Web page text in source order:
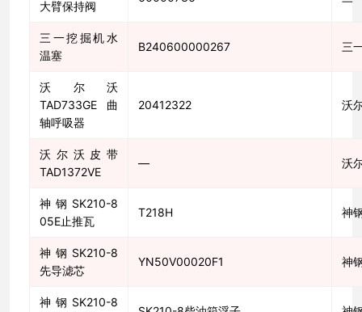
大臂保持阀
三一挖掘机水
温塞
B240600000267 三
沃尔沃
TAD733GE曲
轴呼吸器
20412322 沃
沃尔沃皮带
TAD1372VE
— 沃
神钢SK210-8
05E止推瓦
T218H 神
神钢SK210-8
先导滤芯
YN50V00020F1 神
神钢SK210-8